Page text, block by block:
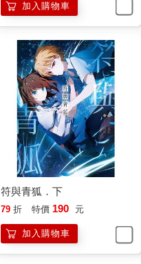
加入購物車
符與青狐．下
79 折 特價 190 元
加入購物車